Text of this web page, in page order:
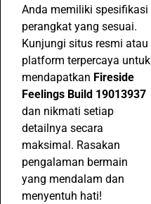
Anda memiliki spesifikasi
perangkat yang sesuai.
Kunjungi situs resmi atau
platform terpercaya untuk
mendapatkan Fireside
Feelings Build 19013937
dan nikmati setiap
detailnya secara
maksimal. Rasakan
pengalaman bermain
yang mendalam dan
menyentuh hati!